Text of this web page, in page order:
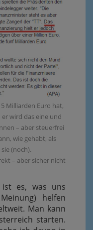
Milliarden Euro hat,
wird das eine und
– aber steuerfrei
wie gehabt, als
(noch).
– aber sicher nicht
ist es, was uns
helfen
Man kann
starten.